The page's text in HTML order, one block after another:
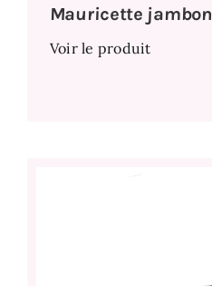
Mauricette jambon
Voir le produit